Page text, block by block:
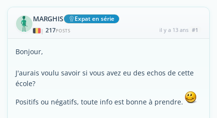
MARGHIS Expat en série
| 217POSTS il y a 13 ans #1
Bonjour,
J'aurais voulu savoir si vous avez eu des echos de cette
école?
Positifs ou négatifs, toute info est bonne à prendre.